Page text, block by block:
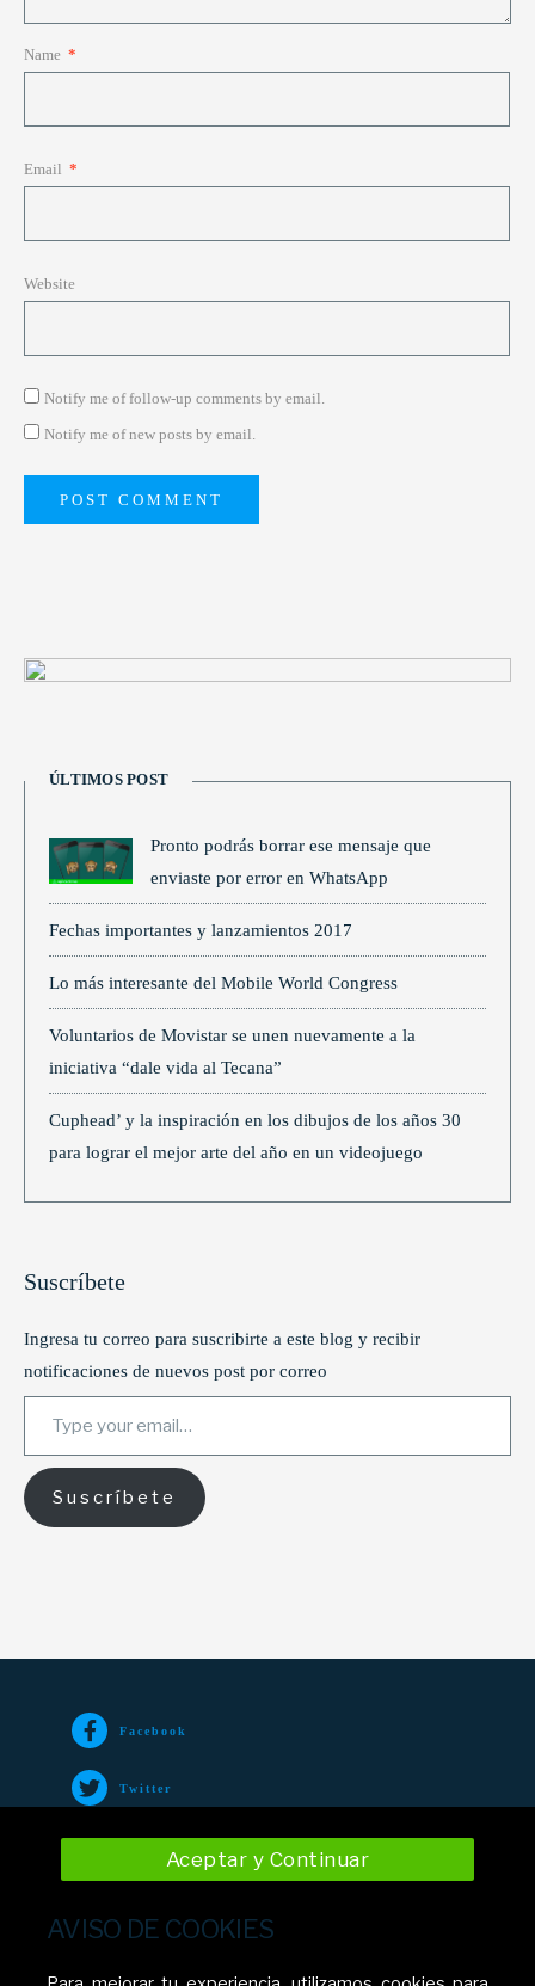
Name *
Email *
Website
Notify me of follow-up comments by email.
Notify me of new posts by email.
ÚLTIMOS POST
Pronto podrás borrar ese mensaje que
enviaste por error en WhatsApp
Fechas importantes y lanzamientos 2017
Lo más interesante del Mobile World Congress
Voluntarios de Movistar se unen nuevamente a la
iniciativa “dale vida al Tecana”
Cuphead’ y la inspiración en los dibujos de los años 30
para lograr el mejor arte del año en un videojuego
Suscríbete
Ingresa tu correo para suscribirte a este blog y recibir
notificaciones de nuevos post por correo
Type your email…
Suscríbete
Facebook
Twitter
AVISO DE COOKIES
Aceptar y Continuar